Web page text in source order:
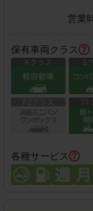
営業
保有車両クラス
各種サービス